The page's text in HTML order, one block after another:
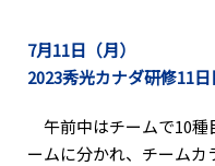
7月11日（月）
2023秀光カナダ研修11日
午前中はチームで10種
ームに分かれ、チームカ